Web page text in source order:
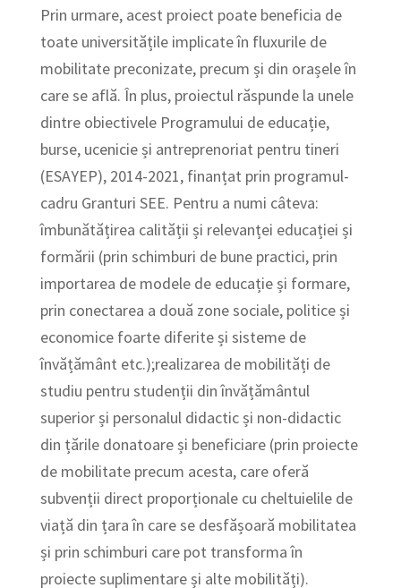
Prin urmare, acest proiect poate beneficia de
toate universitățile implicate în fluxurile de
mobilitate preconizate, precum și din orașele în
care se află. În plus, proiectul răspunde la unele
dintre obiectivele Programului de educație,
burse, ucenicie și antreprenoriat pentru tineri
(ESAYEP), 2014-2021, finanțat prin programul-
cadru Granturi SEE. Pentru a numi câteva:
îmbunătățirea calității și relevanței educației și
formării (prin schimburi de bune practici, prin
importarea de modele de educație și formare,
prin conectarea a două zone sociale, politice și
economice foarte diferite și sisteme de
învățământ etc.);realizarea de mobilități de
studiu pentru studenții din învățământul
superior și personalul didactic și non-didactic
din țările donatoare și beneficiare (prin proiecte
de mobilitate precum acesta, care oferă
subvenții direct proporționale cu cheltuielile de
viață din țara în care se desfășoară mobilitatea
și prin schimburi care pot transforma în
proiecte suplimentare și alte mobilități).